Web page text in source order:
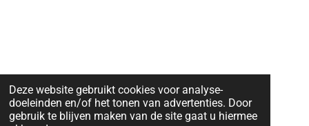
Deze website gebruikt cookies voor analyse-
doeleinden en/of het tonen van advertenties. Door
gebruik te blijven maken van de site gaat u hiermee